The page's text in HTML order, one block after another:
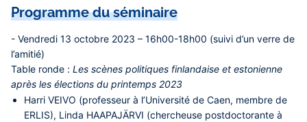
Programme du séminaire
- Vendredi 13 octobre 2023 – 16h00-18h00 (suivi d’un verre de
l’amitié)
Table ronde : Les scènes politiques finlandaise et estonienne
après les élections du printemps 2023
Harri VEIVO (professeur à l’Université de Caen, membre de
ERLIS), Linda HAAPAJÄRVI (chercheuse postdoctorante à